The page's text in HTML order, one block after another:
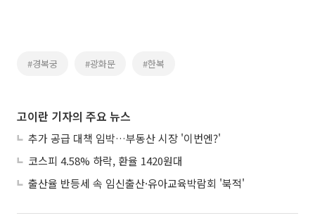
#경복궁 #광화문 #한복
고이란 기자의 주요 뉴스
추가 공급 대책 임박…부동산 시장 '이번엔?'
코스피 4.58% 하락, 환율 1420원대
출산율 반등세 속 임신출산·유아교육박람회 '북적'